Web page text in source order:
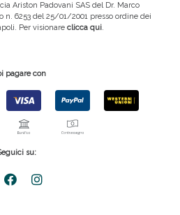
Ariston Padovani SAS del Dr. Marco
n. 6253 del 25/01/2001 presso ordine dei
Per visionare clicca qui.
pagare con
su: